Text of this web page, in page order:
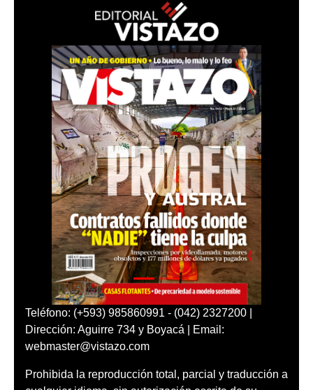
Teléfono: (+593) 985860991 - (042) 2327200 |
Dirección: Aguirre 734 y Boyacá | Email:
webmaster@vistazo.com
Prohibida la reproducción total, parcial y traducción a